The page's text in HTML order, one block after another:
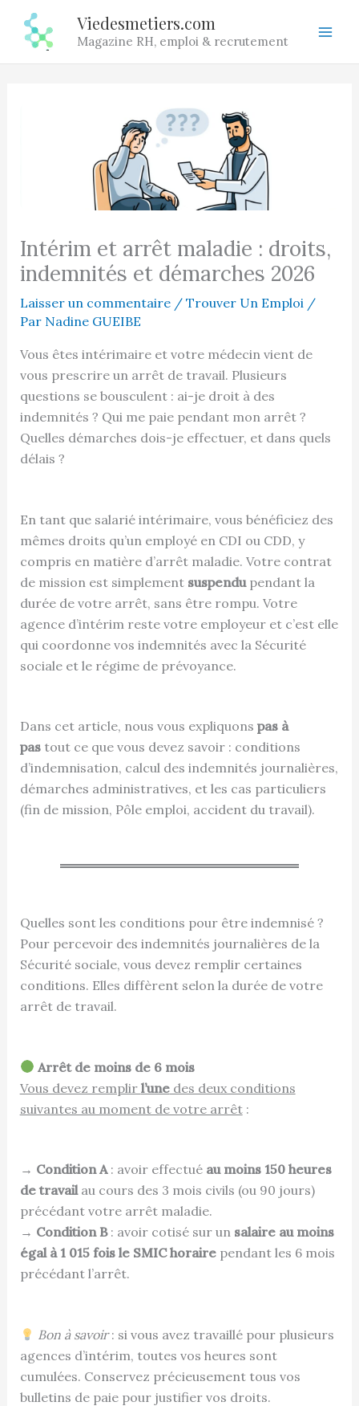
contenu
Viedesmetiers.com
Magazine RH, emploi & recrutement
Intérim et arrêt maladie : droits,
indemnités et démarches 2026
Laisser un commentaire / Trouver Un Emploi /
Par Nadine GUEIBE
Vous êtes intérimaire et votre médecin vient de
vous prescrire un arrêt de travail. Plusieurs
questions se bousculent : ai-je droit à des
indemnités ? Qui me paie pendant mon arrêt ?
Quelles démarches dois-je effectuer, et dans quels
délais ?
En tant que salarié intérimaire, vous bénéficiez des
mêmes droits qu’un employé en CDI ou CDD, y
compris en matière d’arrêt maladie. Votre contrat
de mission est simplement suspendupendant la
durée de votre arrêt, sans être rompu. Votre
agence d’intérim reste votre employeur et c’est elle
qui coordonne vos indemnités avec la Sécurité
sociale et le régime de prévoyance.
Dans cet article, nous vous expliquons pas à
pastout ce que vous devez savoir : conditions
d’indemnisation, calcul des indemnités journalières,
démarches administratives, et les cas particuliers
(fin de mission, Pôle emploi, accident du travail).
Quelles sont les conditions pour être indemnisé ?
Pour percevoir des indemnités journalières de la
Sécurité sociale, vous devez remplir certaines
conditions. Elles diffèrent selon la durée de votre
arrêt de travail.
Arrêt de moins de 6 mois
Vous devez remplir l’unedes deux conditions
suivantes au moment de votre arrêt:
→ Condition A: avoir effectué au moins 150 heures
de travailau cours des 3 mois civils (ou 90 jours)
précédant votre arrêt maladie.
→ Condition B: avoir cotisé sur un salaire au moins
égal à 1 015 fois le SMIC horairependant les 6 mois
précédant l’arrêt.
Bon à savoir: si vous avez travaillé pour plusieurs
agences d’intérim, toutes vos heures sont
cumulées. Conservez précieusement tous vos
bulletins de paie pour justifier vos droits.